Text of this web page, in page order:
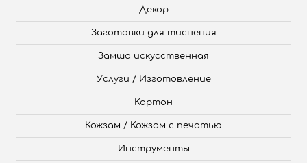
Декор
Заготовки для тиснения
Замша искусственная
Услуги / Изготовление
Картон
Кожзам / Кожзам с печатью
Инструменты